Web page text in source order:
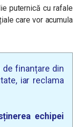
puternică cu rafale
care vor acumula
finanțare din
iar reclama
echipei